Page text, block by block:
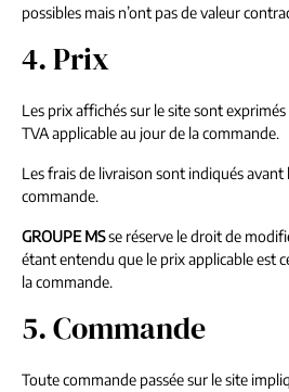
possibles mais n’ont pas de valeur
4. Prix
Les prix affichés sur le site sont
TVA applicable au jour de la commande.
Les frais de livraison sont indiqués
commande.
GROUPE MSse réserve le droit de
étant entendu que le prix applicable est
la commande.
5. Commande
Toute commande passée sur le site